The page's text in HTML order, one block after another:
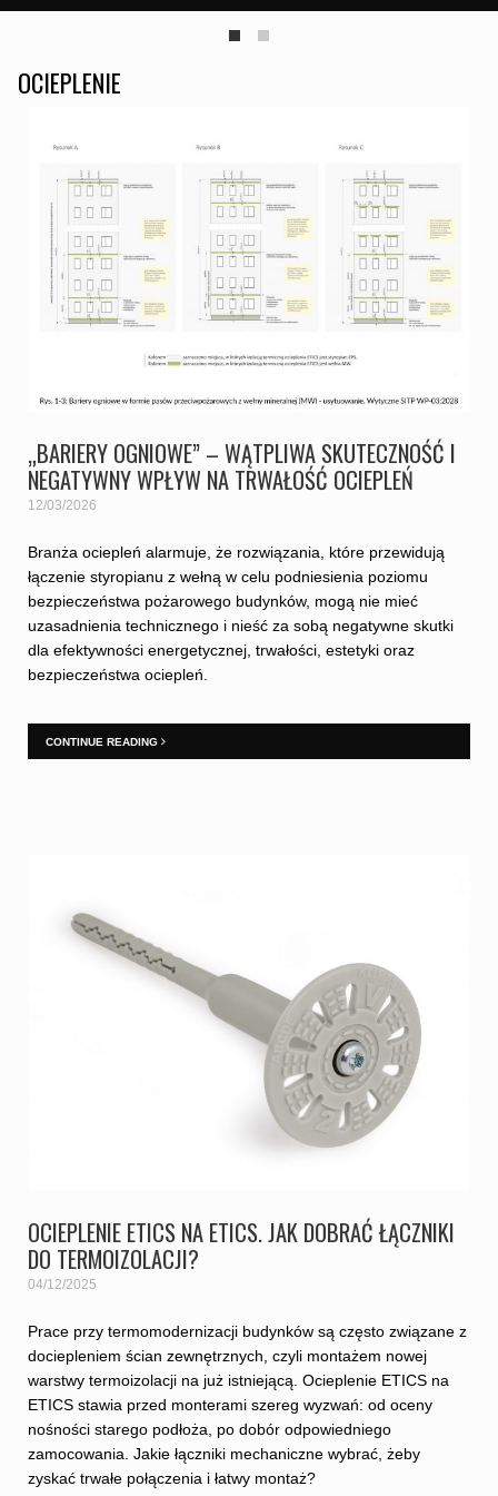
OCIEPLENIE
„BARIERY OGNIOWE” – WĄTPLIWA SKUTECZNOŚĆ I
NEGATYWNY WPŁYW NA TRWAŁOŚĆ OCIEPLEŃ
12/03/2026
Branża ociepleń alarmuje, że rozwiązania, które przewidują
łączenie styropianu z wełną w celu podniesienia poziomu
bezpieczeństwa pożarowego budynków, mogą nie mieć
uzasadnienia technicznego i nieść za sobą negatywne skutki
dla efektywności energetycznej, trwałości, estetyki oraz
bezpieczeństwa ociepleń.
CONTINUE READING
OCIEPLENIE ETICS NA ETICS. JAK DOBRAĆ ŁĄCZNIKI
DO TERMOIZOLACJI?
04/12/2025
Prace przy termomodernizacji budynków są często związane z
dociepleniem ścian zewnętrznych, czyli montażem nowej
warstwy termoizolacji na już istniejącą. Ocieplenie ETICS na
ETICS stawia przed monterami szereg wyzwań: od oceny
nośności starego podłoża, po dobór odpowiedniego
zamocowania. Jakie łączniki mechaniczne wybrać, żeby
zyskać trwałe połączenia i łatwy montaż?